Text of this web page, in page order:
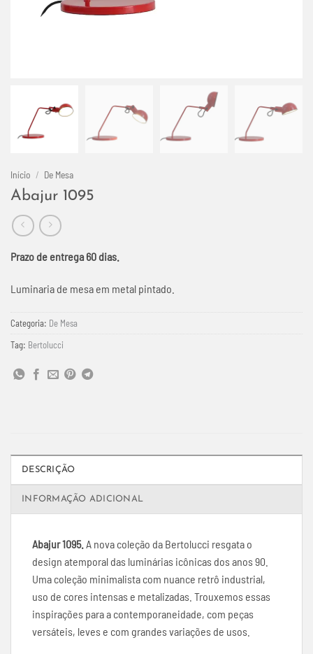
Início / De Mesa
Abajur 1095
Prazo de entrega 60 dias.
Luminaria de mesa em metal pintado.
Categoria: De Mesa
Tag: Bertolucci
DESCRIÇÃO
INFORMAÇÃO ADICIONAL
Abajur 1095. A nova coleção da Bertolucci resgata o
design atemporal das luminárias icônicas dos anos 90.
Uma coleção minimalista com nuance retrô industrial,
uso de cores intensas e metalizadas. Trouxemos essas
inspirações para a contemporaneidade, com peças
versáteis, leves e com grandes variações de usos.